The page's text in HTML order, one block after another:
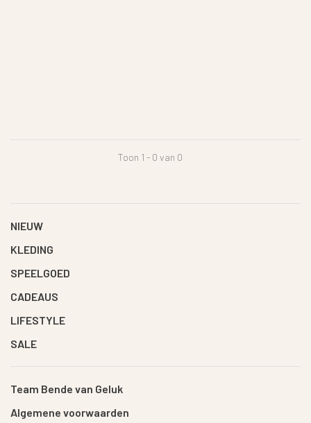
Toon 1 - 0 van 0
NIEUW
KLEDING
SPEELGOED
CADEAUS
LIFESTYLE
SALE
Team Bende van Geluk
Algemene voorwaarden